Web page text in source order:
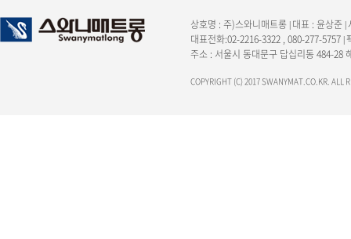
상호명 : 주)스와니매트롱 | 대표 : 윤상준 |
대표전화:02-2216-3322 , 080-277-5757 |
주소 : 서울시 동대문구 답십리동 484-28
COPYRIGHT (C) 2017 SWANYMAT.CO.KR. ALL